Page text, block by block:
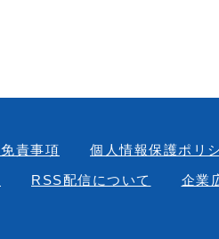
責事項
個人情報保護ポリ
RSS配信について 企業